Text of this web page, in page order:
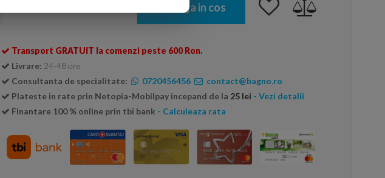
Adauga in cos
Transport GRATUIT la comenzi peste 600 Ron.
Livrare: 24-48 ore
Consultanta de specialitate:
0720456456
contact@bagno.ro
Plateste in rate prin Netopia-Mobilpay incepand de la 25 lei - Vezi detalii
Finantare 100 % online prin tbi bank - Calculeaza rata